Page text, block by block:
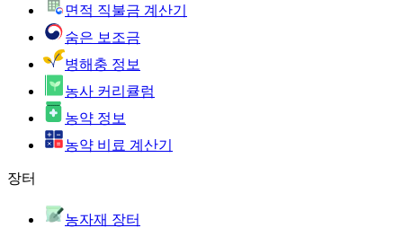
면적 직불금 계산기
숨은 보조금
병해충 정보
농사 커리큘럼
농약 정보
농약 비료 계산기
장터
농자재 장터